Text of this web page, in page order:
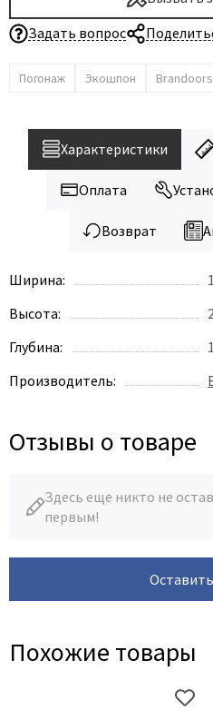
Задать вопрос
Погонаж Экошпон Brandoors
Характеристики
Оплата
Возврат
Ширина:
Высота:
Глубина:
Производитель:
Отзывы о товаре
Здесь еще никто не
первым!
Похожие товары